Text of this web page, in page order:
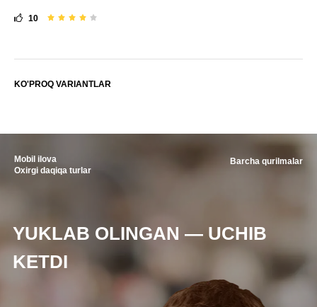
10
KO'PROQ VARIANTLAR
Mobil ilova
Oxirgi daqiqa turlar
YUKLAB OLINGAN — UCHIB
KETDI
Barcha qurilmalar